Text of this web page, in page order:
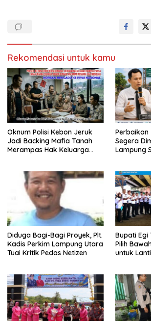
Rekomendasi untuk kamu
Oknum Polisi Kebon Jeruk
Jadi Backing Mafia Tanah
Merampas Hak Keluarga
Perbaikan
Segera
Lampung
Diduga Bagi-Bagi Proyek, Plt.
Kadis Perkim Lampung Utara
Tuai Kritik Pedas Netizen
Bupati Egi
Pilih
untuk